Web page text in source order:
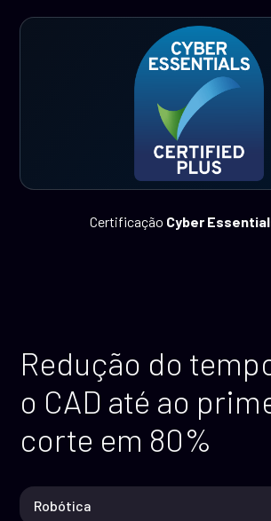
Certificação Cyber
Redução do
o CAD até ao
corte em 80%
Robótica